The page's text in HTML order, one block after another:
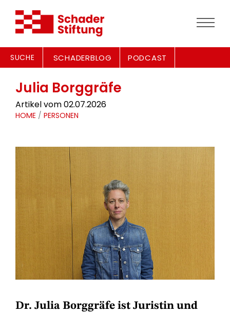
SUCHE SCHADERBLOG PODCAST
Julia Borggräfe
Artikel vom 02.07.2026
HOME / PERSONEN
Dr. Julia Borggräfe ist Juristin und